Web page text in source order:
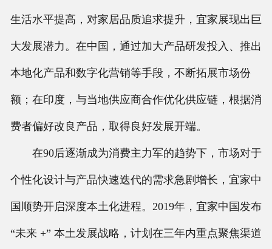
生活水平提高，对家居品质追求提升，宜家展现出巨
大发展潜力。在中国，通过加大产品研发投入、推出
本地化产品和数字化营销等手段，不断拓展市场份
额；在印度，与当地供应商合作优化供应链，根据消
费者偏好改良产品，取得良好发展开端。
在90后逐渐成为消费主力军的趋势下，市场对于
个性化设计与产品快速迭代的需求急剧增长，宜家中
国顺势开启深度本土化进程。2019年，宜家中国发布
“未来 +” 本土发展战略，计划在三年内重点聚焦渠道